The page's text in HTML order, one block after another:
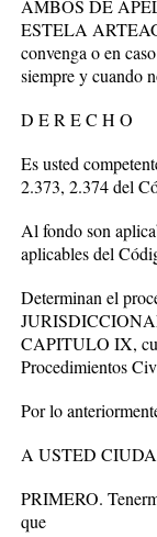
AMBOS DE
ESTELA
convenga o en
siempre y cuando
D E R E C H O
Es usted
2.373, 2.374 del
Al fondo son
aplicables del
Determinan el
CAPITULO IX,
Procedimientos
Por lo
A USTED
PRIMERO.
que